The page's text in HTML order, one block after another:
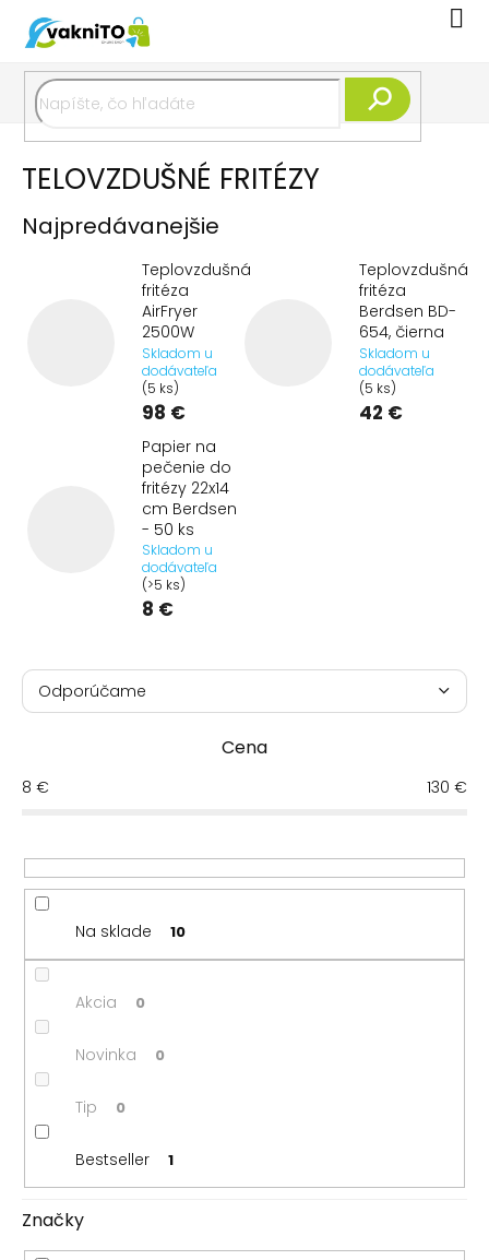
obsah
TELOVZDUŠNÉ FRITÉZY
Najpredávanejšie
Teplovzdušná
fritéza
AirFryer
2500W
Skladom u
dodávateľa
(5 ks)
98 €
Teplovzdušná
fritéza
Berdsen BD-
654, čierna
Skladom u
dodávateľa
(5 ks)
42 €
Papier na
pečenie do
fritézy 22x14
cm Berdsen
- 50 ks
Skladom u
dodávateľa
(>5 ks)
8 €
R
d
i
r
o
d
k
Odporúčame
Abecedne
Cena
8 € 130 €
Na sklade 10
Akcia 0
Novinka 0
Tip 0
Bestseller 1
Značky